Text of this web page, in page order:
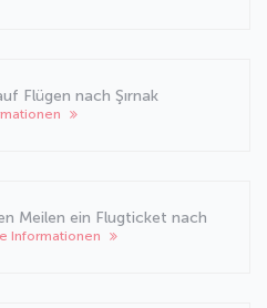
Flügen nach Şırnak
Meilen ein Flugticket nach
Informationen